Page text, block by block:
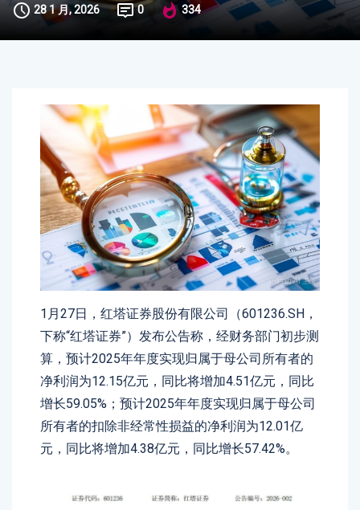
28 1 月, 2026 0 334
1月27日，红塔证券股份有限公司（601236.SH，
下称“红塔证券”）发布公告称，经财务部门初步测
算，预计2025年年度实现归属于母公司所有者的
净利润为12.15亿元，同比将增加4.51亿元，同比
增长59.05%；预计2025年年度实现归属于母公司
所有者的扣除非经常性损益的净利润为12.01亿
元，同比将增加4.38亿元，同比增长57.42%。